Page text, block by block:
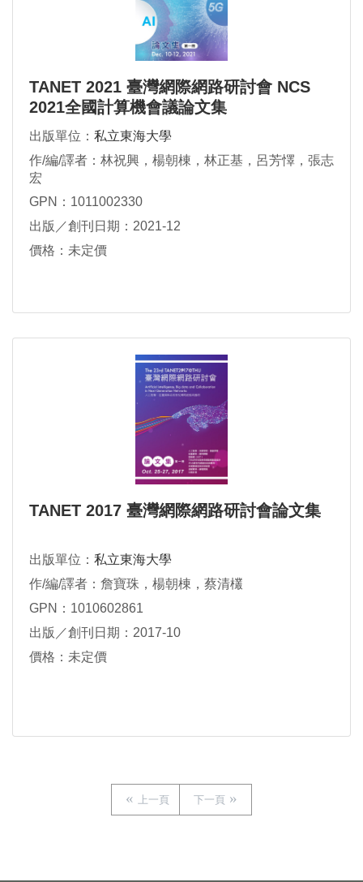
TANET 2021 臺灣網際網路研討會 NCS
2021全國計算機會議論文集
出版單位： 私立東海大學
作/編/譯者：林祝興，楊朝棟，林正基，呂芳懌，張志
宏
GPN：1011002330
出版／創刊日期：2021-12
價格：未定價
TANET 2017 臺灣網際網路研討會論文集
出版單位： 私立東海大學
作/編/譯者：詹寶珠，楊朝棟，蔡清欉
GPN：1010602861
出版／創刊日期：2017-10
價格：未定價
上一頁 下一頁